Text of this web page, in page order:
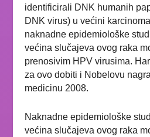
identificirali DNK humanih
DNK virus) u većini
naknadne epidemiološke
većina slučajeva ovog raka
prenosivim HPV virusima.
za ovo dobiti i Nobelovu
medicinu 2008.
Naknadne epidemiološke
većina slučajeva ovog raka